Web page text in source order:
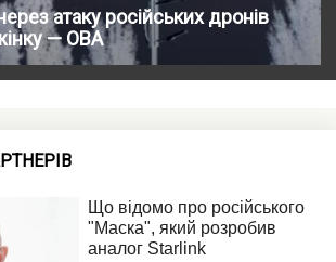
атаку російських дронів
— ОВА